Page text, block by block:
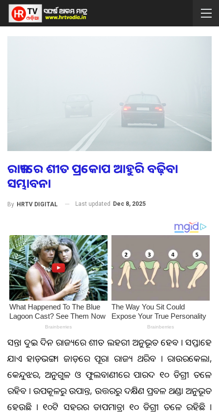
ରାଜ୍ୟରେ ଶୀତ ପ୍ରକୋପ ଆହୁରି ବଢ଼ିବା
ସମ୍ଭାବନା
By HRTV DIGITAL Last updated Dec 8, 2025
ଆସନ୍ତା ଦୁଇ ଦିନ ରାଜ୍ୟରେ ଶୀତ ଲହରୀ ଅନୁଭୂତ ହେବ । ସପ୍ତାହେ
ଯାଏ ହାଡ଼ଭଙ୍ଗା ଜାଡ଼ରେ ପୂରା ରାଜ୍ୟ ଥରିବ । ରାଉରକେଲା,
କେନ୍ଦୁଝର, ଅନୁଗୁଳ ଓ ଫୁଲବାଣୀରେ ପାରଦ ୧୦ ଡିଗ୍ରୀ ତଳେ
ରହିବ । ଉପକୂଳରୁ ଉପାନ୍ତ, ଉତ୍ତରରୁ ଦକ୍ଷିଣ ପ୍ରବଳ ଥଣ୍ଡା ଅନୁଭୂତ
ହେଉଛି । ୧୦ଟି ସହରର ତାପମାତ୍ରା ୧୦ ଡିଗ୍ରୀ ତଳେ ରହିଛି ।